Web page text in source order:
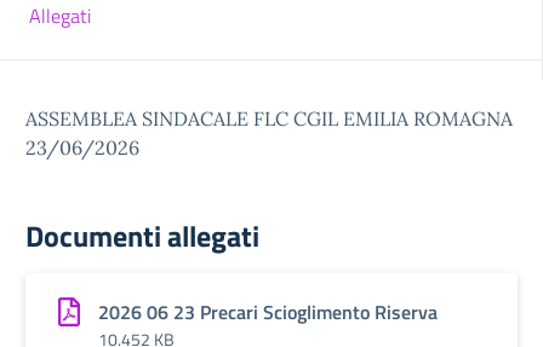
Allegati
ASSEMBLEA SINDACALE FLC CGIL EMILIA ROMAGNA
23/06/2026
Documenti allegati
2026 06 23 Precari Scioglimento Riserva
10.452 KB